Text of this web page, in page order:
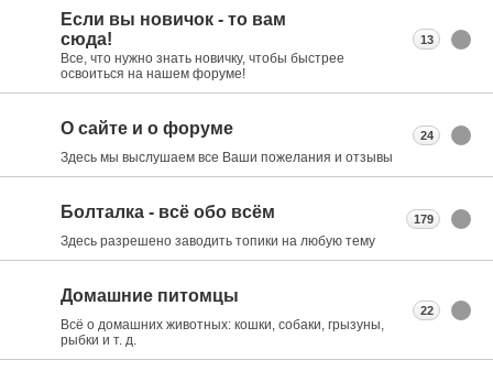
Если вы новичок - то вам
сюда!
Все, что нужно знать новичку, чтобы быстрее
освоиться на нашем форуме!
13
О сайте и о форуме
Здесь мы выслушаем все Ваши пожелания и отзывы
24
Болталка - всё обо всём
Здесь разрешено заводить топики на любую тему
179
Домашние питомцы
Всё о домашних животных: кошки, собаки, грызуны,
рыбки и т. д.
22